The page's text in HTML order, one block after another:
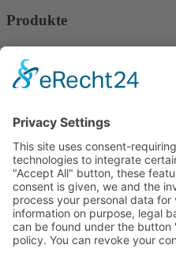
Produkte
Regaloptimierung
Displays und Präsentationen
Leistungen
Kunststofftechnik
Folientechnik
Spritzguß
Extrusion
Druck